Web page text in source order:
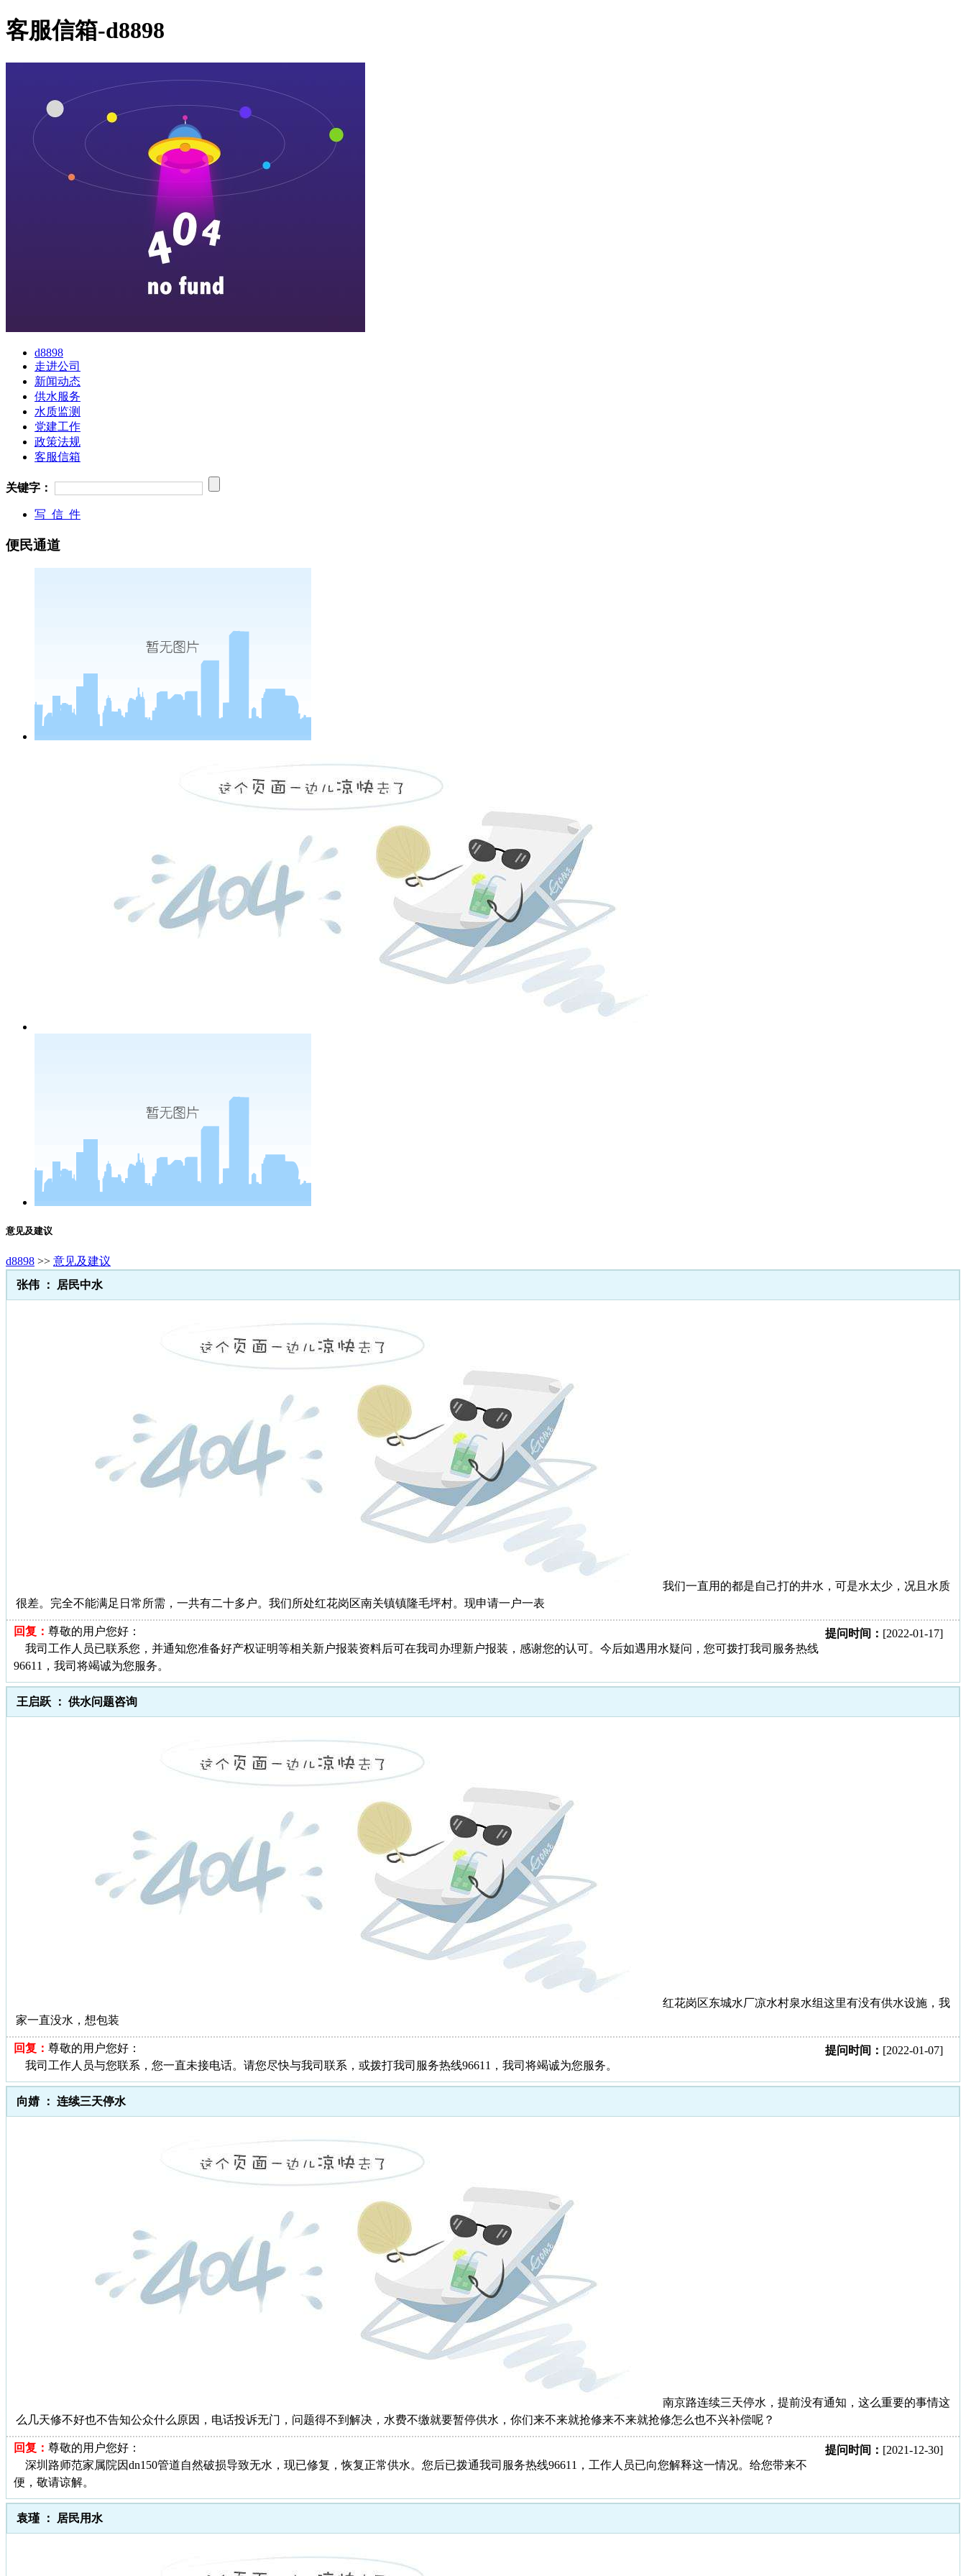
客服信箱-d8898
d8898
走进公司
新闻动态
供水服务
水质监测
党建工作
政策法规
客服信箱
关键字：
写 信 件
便民通道
意见及建议
d8898 >> 意见及建议
张伟 ： 居民中水
我们一直用的都是自己打的井水，可是水太少，况且水质
很差。完全不能满足日常所需，一共有二十多户。我们所处红花岗区南关镇镇隆毛坪村。现申请一户一表
提问时间： [2022-01-17]
回复： 尊敬的用户您好：
我司工作人员已联系您，并通知您准备好产权证明等相关新户报装资料后可在我司办理新户报装，感谢您的认可。今后如遇用水疑问，您可拨打我司服务热线
96611，我司将竭诚为您服务。
王启跃 ： 供水问题咨询
红花岗区东城水厂凉水村泉水组这里有没有供水设施，我
家一直没水，想包装
提问时间： [2022-01-07]
回复： 尊敬的用户您好：
我司工作人员与您联系，您一直未接电话。请您尽快与我司联系，或拨打我司服务热线96611，我司将竭诚为您服务。
向婧 ： 连续三天停水
南京路连续三天停水，提前没有通知，这么重要的事情这
么几天修不好也不告知公众什么原因，电话投诉无门，问题得不到解决，水费不缴就要暂停供水，你们来不来就抢修来不来就抢修怎么也不兴补偿呢？
提问时间： [2021-12-30]
回复： 尊敬的用户您好：
深圳路师范家属院因dn150管道自然破损导致无水，现已修复，恢复正常供水。您后已拨通我司服务热线96611，工作人员已向您解释这一情况。给您带来不
便，敬请谅解。
袁瑾 ： 居民用水